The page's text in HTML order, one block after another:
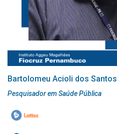
Bartolomeu Acioli dos Santos
Pesquisador em Saúde Pública